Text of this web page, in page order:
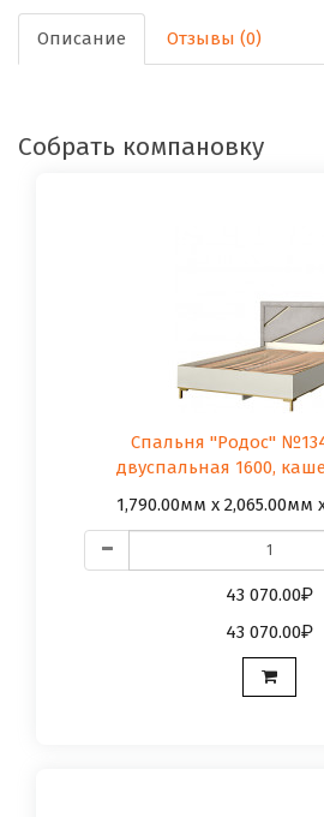
Описание Отзывы (0)
Собрать компановку
Спальня "Родос"
двуспальная 1600,
1,790.00мм x 2,065.00мм
43 070.00
43 070.00